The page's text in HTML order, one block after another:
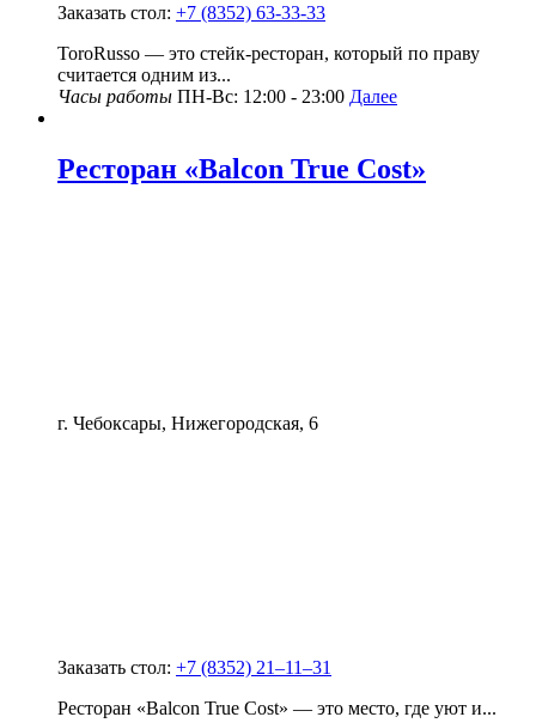
Заказать стол: +7 (8352) 63-33-33
ToroRusso — это стейк-ресторан, который по праву
считается одним из...
Часы работы ПН-Вс: 12:00 - 23:00 Далее
Ресторан «Balcon True Cost»
г. Чебоксары, Нижегородская, 6
Заказать стол: +7 (8352) 21‒11‒31
Ресторан «Balcon True Cost» — это место, где уют и...